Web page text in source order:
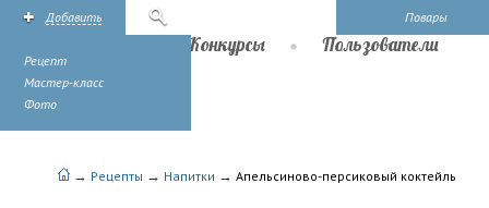
Повары
Добавить
Рецепт
Мастер-класс
Фото
Конкурсы Пользователи
→ Рецепты → Напитки → Апельсиново-персиковый коктейль